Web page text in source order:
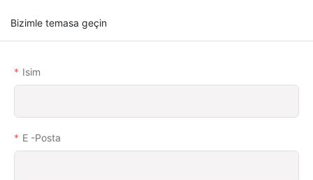
Bizimle temasa geçin
Isim
E -posta